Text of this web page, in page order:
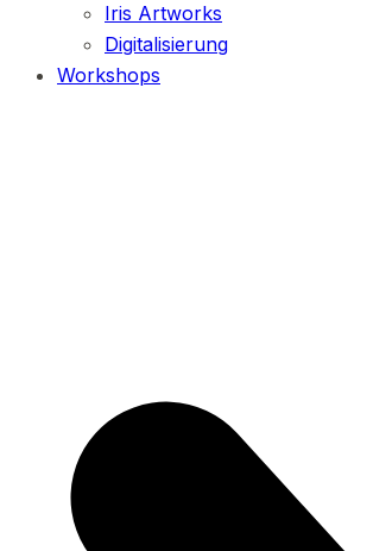
Iris Artworks
Digitalisierung
Workshops